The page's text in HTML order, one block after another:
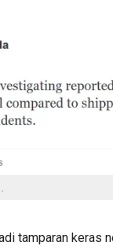
tamparan keras